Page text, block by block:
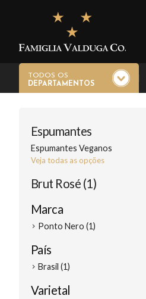
TODOS OS
DEPARTAMENTOS
Espumantes
Espumantes Veganos
Veja todas as opções
Brut Rosé (1)
Marca
Ponto Nero (1)
País
Brasil (1)
Varietal